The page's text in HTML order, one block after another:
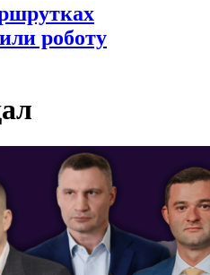
роботу